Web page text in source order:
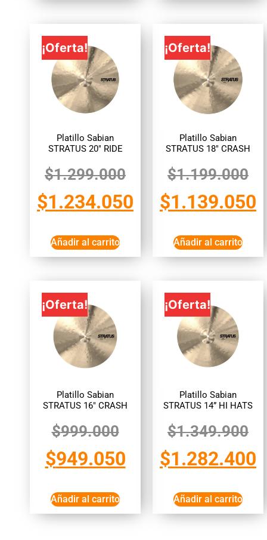
¡Oferta!
Platillo Sabian
STRATUS 20″ RIDE
$1.299.000
$1.234.050
Añadir al carrito
¡Oferta!
Platillo Sabian
STRATUS 18″ CRASH
$1.199.000
$1.139.050
Añadir al carrito
¡Oferta!
Platillo Sabian
STRATUS 16″ CRASH
$999.000
$949.050
Añadir al carrito
¡Oferta!
Platillo Sabian
STRATUS 14” HI HATS
$1.349.900
$1.282.400
Añadir al carrito